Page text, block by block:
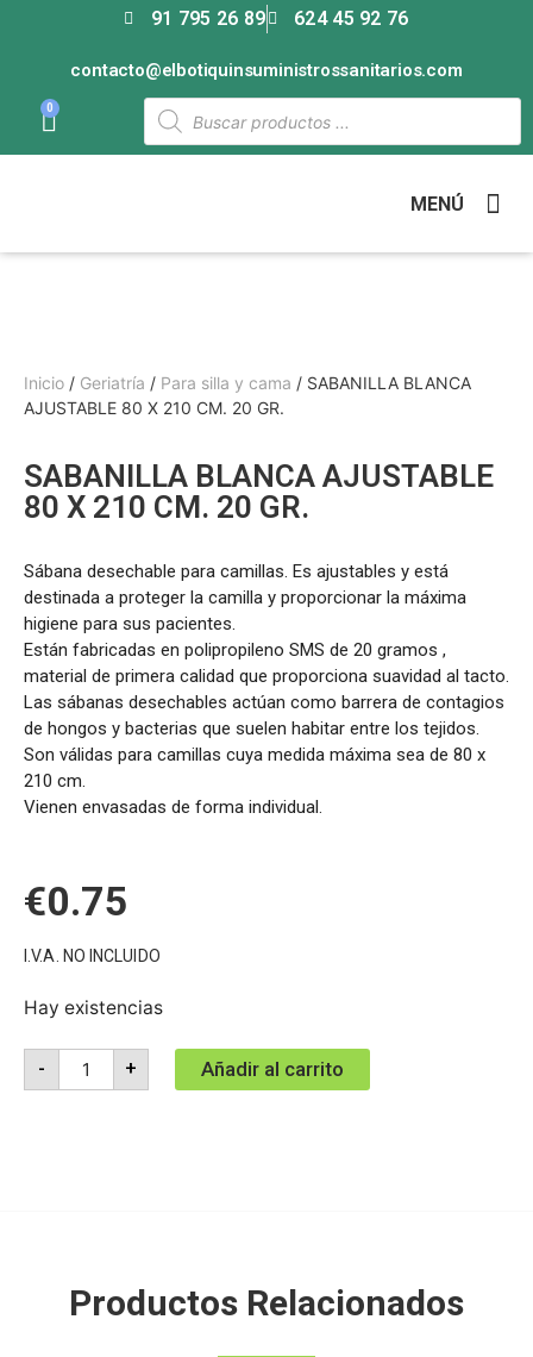
91 795 26 89 624 45 92 76
contacto@elbotiquinsuministrossanitarios.com
0
MENÚ
Inicio / Geriatría / Para silla y cama / SABANILLA BLANCA
AJUSTABLE 80 X 210 CM. 20 GR.
SABANILLA BLANCA AJUSTABLE
80 X 210 CM. 20 GR.
Sábana desechable para camillas. Es ajustables y está
destinada a proteger la camilla y proporcionar la máxima
higiene para sus pacientes.
Están fabricadas en polipropileno SMS de 20 gramos ,
material de primera calidad que proporciona suavidad al tacto.
Las sábanas desechables actúan como barrera de contagios
de hongos y bacterias que suelen habitar entre los tejidos.
Son válidas para camillas cuya medida máxima sea de 80 x
210 cm.
Vienen envasadas de forma individual.
€0.75
I.V.A. NO INCLUIDO
Hay existencias
- + Añadir al carrito
Productos Relacionados